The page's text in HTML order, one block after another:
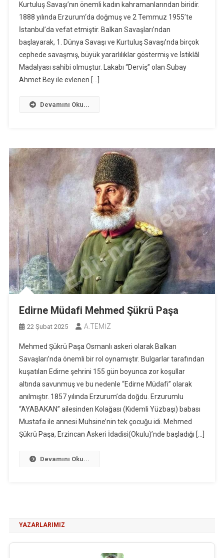
Kurtuluş Savaşı’nın önemli kadın kahramanlarından biridir.
1888 yılında Erzurum‘da doğmuş ve 2 Temmuz 1955’te
İstanbul’da vefat etmiştir. Balkan Savaşları’ndan
başlayarak, 1. Dünya Savaşı ve Kurtuluş Savaşı’nda birçok
cephede savaşmış, büyük yararlılıklar göstermiş ve İstiklâl
Madalyası sahibi olmuştur. Lakabı “Derviş” olan Subay
Ahmet Bey ile evlenen […]
Devamını Oku...
Edirne Müdafi Mehmed Şükrü Paşa
22 Şubat 2025 A.TEMİZ
Mehmed Şükrü Paşa Osmanlı askeri olarak Balkan
Savaşları’nda önemli bir rol oynamıştır. Bulgarlar tarafından
kuşatılan Edirne şehrini 155 gün boyunca zor koşullar
altında savunmuş ve bu nedenle “Edirne Müdafi” olarak
anılmıştır. 1857 yılında Erzurum’da doğdu. Erzurumlu
“AYABAKAN” ailesinden Kolağası (Kıdemli Yüzbaşı) babası
Mustafa ile annesi Muhsine’nin tek çocuğu idi. Mehmed
Şükrü Paşa, Erzincan Askeri İdadisi(Okulu)’nde başladığı […]
Devamını Oku...
YAZARLARIMIZ